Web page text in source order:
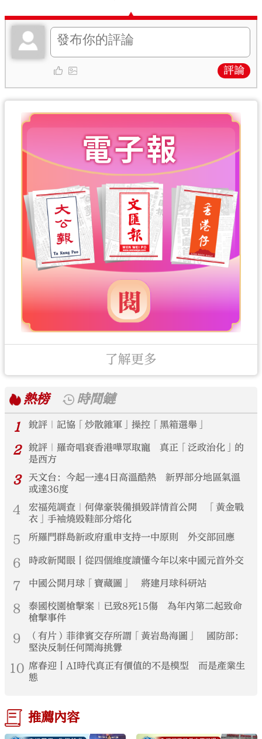
評論
了解更多
熱榜
時間鏈
1
銳評｜記協「炒散雜軍」操控「黑箱選舉」
2
銳評｜羅奇唱衰香港嘩眾取寵 真正「泛政治化」的
是西方
3
天文台：今起一連4日高溫酷熱 新界部分地區氣溫
或達36度
4
宏福苑調查｜何偉豪裝備損毀詳情首公開 「黃金戰
衣」手袖燒毀鞋部分熔化
5 所羅門群島新政府重申支持一中原則 外交部回應
6 時政新聞眼丨從四個維度讀懂今年以來中國元首外交
7 中國公開月球「寶藏圖」 將建月球科研站
8
泰國校園槍擊案｜已致8死15傷 為年內第二起致命
槍擊事件
9
（有片）菲律賓交存所謂「黃岩島海圖」 國防部：
堅決反制任何鬧海挑釁
10 席春迎丨AI時代真正有價值的不是模型 而是產業生
態
推薦內容